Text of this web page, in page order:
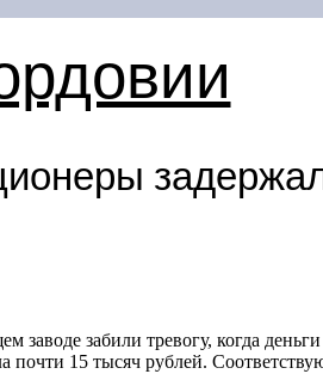
забили тревогу, когда
почти 15 тысяч рублей.